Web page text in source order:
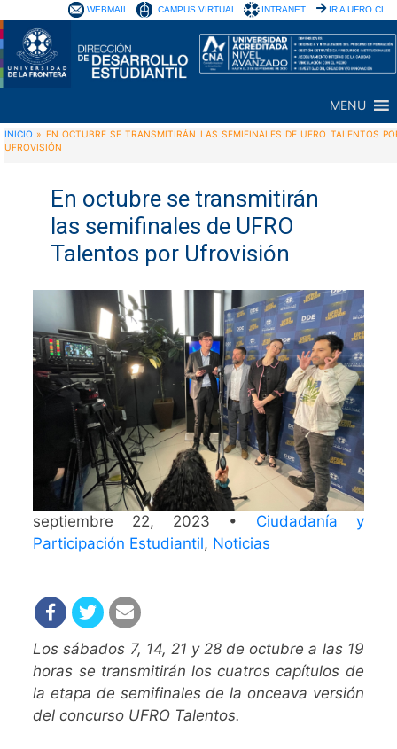
WEBMAIL CAMPUS VIRTUAL INTRANET IR A UFRO.CL
MENU
INICIO » EN OCTUBRE SE TRANSMITIRÁN LAS SEMIFINALES DE UFRO TALENTOS
UFROVISIÓN
En octubre se transmitirán
las semifinales de UFRO
Talentos por Ufrovisión
septiembre 22, 2023 • Ciudadanía y
Participación Estudiantil, Noticias
Los sábados 7, 14, 21 y 28 de octubre a las 19
horas se transmitirán los cuatros capítulos de
la etapa de semifinales de la onceava versión
del concurso UFRO Talentos.